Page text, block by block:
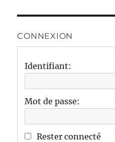
CONNEXION
Identifiant:
Mot de passe:
Rester connecté